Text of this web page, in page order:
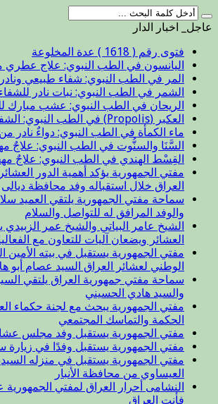
عاجل_ اخبار الدار
فتوى رقم ( 1618 ) عدة المخلوعة
اليانسون في الطب النبوي: علاج عطري
المر في الطب النبوي: شفاء طبيعي ونادر
الشمر في الطب النبوي: نبات نادر
الريحان في الطب النبوي: عشب مبارك
العكبر (Propolis) في الطب النبوي: الشفاء من خيرات النحل
ماء الكمأة في الطب النبوي: دواءٌ نادر
السَّنَا والسنُّوت في الطب النبوي: علاجٌ
القِسْط الهندي في الطب النبوي: علاجٌ
مفتي الجمهورية يؤكد أهمية الدور
العراق خلال استقباله وفد محافظة ديالى
سماحة مفتي الجمهورية يلتقي العميد
والوفد المرافق له للتواصل والسلام
الشيخ عامر البياتي والشيخ عمر الزبيدي
العشائر ويضعان آليات للتعاون مع
مفتي الجمهورية يستقبل في بيته الأمين
الوطني لعشائر العراق السيد عصام أبو
سماحة مفتي جمهورية العراق يلتقي
والسيد هادي الحسيني
مفتي الجمهورية يبحث مع لجنة حكماء
الحكمة والتماسك المجتمعي
مفتي الجمهورية يستقبل وفد مجلس
مفتي الجمهورية يستقبل وفدًا في زيارة
مفتي الجمهورية يستقبل في منزله
العيساوي من محافظة الأنبار
النشامى أحرار العراق لمفتي الجمهورية
فأنت العراق